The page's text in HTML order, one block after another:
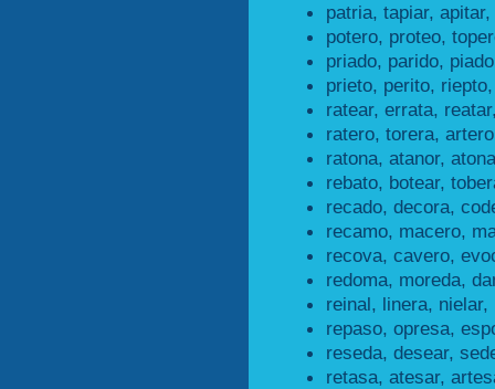
patria, tapiar,
potero, proteo,
priado, parido,
prieto, perito,
ratear, errata,
ratero, torera,
ratona, atanor,
rebato, botear,
recado, decora,
recamo, macero,
recova, cavero,
redoma, moreda,
reinal, linera, nielar,
repaso, opresa,
reseda, desear,
retasa, atesar,